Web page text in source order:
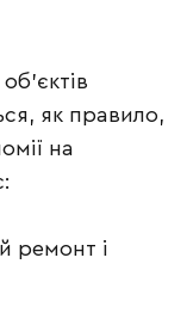
як правило,
на
ремонт і